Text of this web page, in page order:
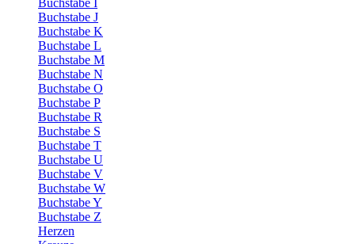
Buchstabe I
Buchstabe J
Buchstabe K
Buchstabe L
Buchstabe M
Buchstabe N
Buchstabe O
Buchstabe P
Buchstabe R
Buchstabe S
Buchstabe T
Buchstabe U
Buchstabe V
Buchstabe W
Buchstabe Y
Buchstabe Z
Herzen